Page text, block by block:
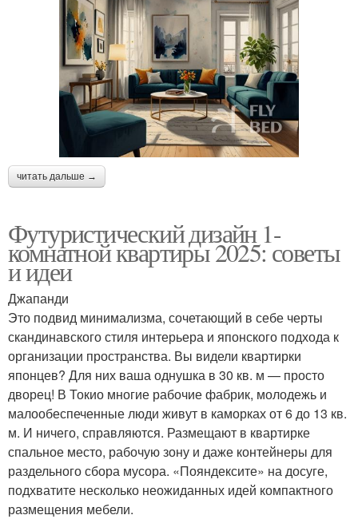
читать дальше →
Футуристический дизайн 1-
комнатной квартиры 2025: советы
и идеи
Джапанди
Это подвид минимализма, сочетающий в себе черты
скандинавского стиля интерьера и японского подхода к
организации пространства. Вы видели квартирки
японцев? Для них ваша однушка в 30 кв. м — просто
дворец! В Токио многие рабочие фабрик, молодежь и
малообеспеченные люди живут в каморках от 6 до 13 кв.
м. И ничего, справляются. Размещают в квартирке
спальное место, рабочую зону и даже контейнеры для
раздельного сбора мусора. «Пояндексите» на досуге,
подхватите несколько неожиданных идей компактного
размещения мебели.